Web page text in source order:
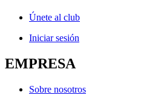
Únete al club
Iniciar sesión
EMPRESA
Sobre nosotros